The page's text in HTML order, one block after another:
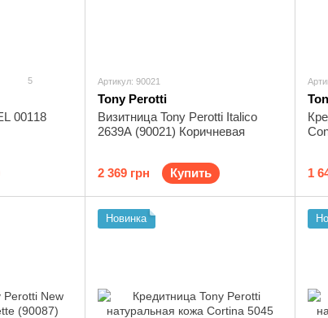
5
00118
Артикул: 90021
Tony Perotti
Визитница Tony Perotti Italico
2639A (90021) Коричневая
2 369 грн Купить 1
Новинка